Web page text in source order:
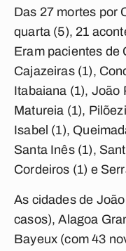
Das 27 mortes por
quarta (5), 21
Eram pacientes de
Cajazeiras (1),
Itabaiana (1), João
Matureia (1),
Isabel (1),
Santa Inês (1),
Cordeiros (1) e
As cidades de
casos), Alagoa
Bayeux (com 43